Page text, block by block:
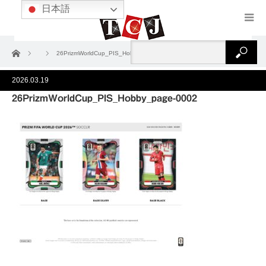
ホーム 26PrizmWorldCup_PIS_Hobby_page-0002
2026.03.19
26PrizmWorldCup_PIS_Hobby_page-0002
日本語